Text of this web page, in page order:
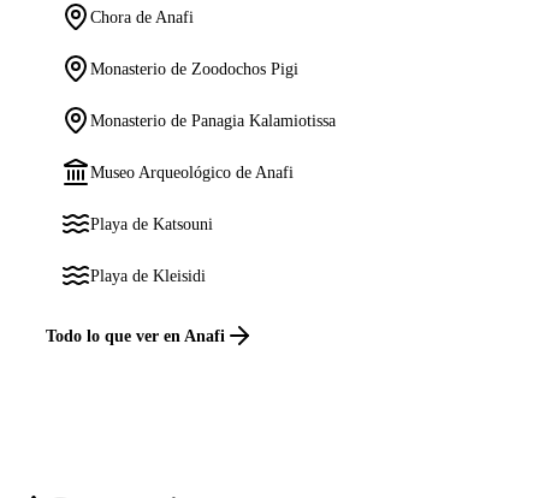
Chora de Anafi
Monasterio de Zoodochos Pigi
Monasterio de Panagia Kalamiotissa
Museo Arqueológico de Anafi
Playa de Katsouni
Playa de Kleisidi
Todo lo que ver en Anafi